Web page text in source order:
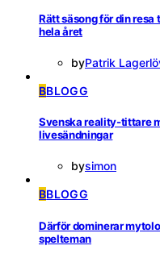
Rätt säsong för din
hela året
byPatrik
BBLOGG
Svenska reality-tittare
livesändningar
bysimon
BBLOGG
Därför dominerar
spelteman